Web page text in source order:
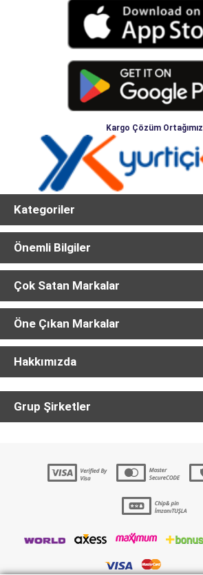
Kargo Çözüm Ortağımız
Kategoriler
Önemli Bilgiler
Çok Satan Markalar
Öne Çıkan Markalar
Hakkımızda
Grup Şirketler